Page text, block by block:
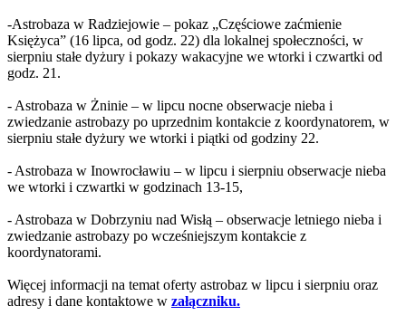
-Astrobaza w Radziejowie – pokaz „Częściowe zaćmienie
Księżyca” (16 lipca, od godz. 22) dla lokalnej społeczności, w
sierpniu stałe dyżury i pokazy wakacyjne we wtorki i czwartki od
godz. 21.
- Astrobaza w Żninie – w lipcu nocne obserwacje nieba i
zwiedzanie astrobazy po uprzednim kontakcie z koordynatorem, w
sierpniu stałe dyżury we wtorki i piątki od godziny 22.
- Astrobaza w Inowrocławiu – w lipcu i sierpniu obserwacje nieba
we wtorki i czwartki w godzinach 13-15,
- Astrobaza w Dobrzyniu nad Wisłą – obserwacje letniego nieba i
zwiedzanie astrobazy po wcześniejszym kontakcie z
koordynatorami.
Więcej informacji na temat oferty astrobaz w lipcu i sierpniu oraz
adresy i dane kontaktowe w załączniku.